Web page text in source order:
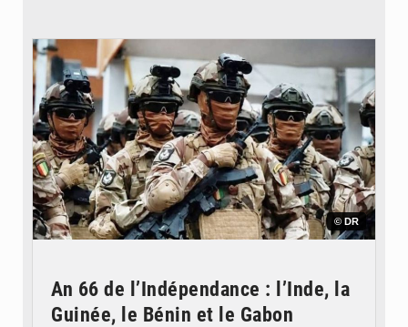
© DR
An 66 de l’Indépendance : l’Inde, la
Guinée, le Bénin et le Gabon